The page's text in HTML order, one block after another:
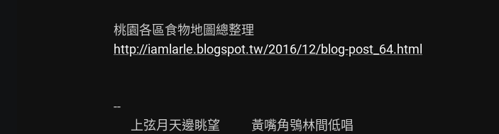
http://iamlarle.blogspot.tw/2016/12/blog-post_64.html
--